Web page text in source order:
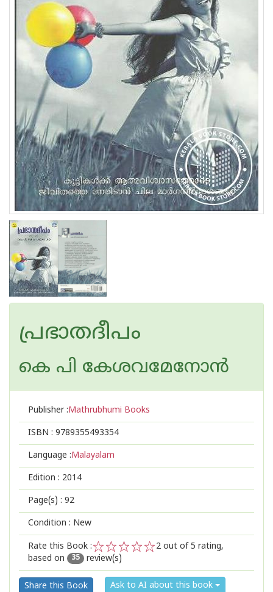
പ്രഭാതദീപം
കെ പി കേശവമേനോന്‍
Publisher :Mathrubhumi Books
ISBN : 9789355493354
Language :Malayalam
Edition : 2014
Page(s) : 92
Condition : New
Rate this Book :
3
2
1
2 out of 5 rating,
based on
35 review(s)
Share this Book Ask to AI about this book